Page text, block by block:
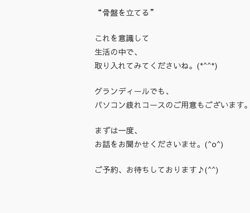
“骨盤を立てる”
これを意識して
生活の中で、
取り入れてみてくださいね。(*^^*)
グランディールでも、
パソコン疲れコースのご用意もございます。
まずは一度、
お話をお聞かせくださいませ。(^o^)
ご予約、お待ちしております♪(^^)